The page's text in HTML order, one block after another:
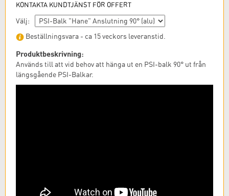
KONTAKTA KUNDTJÄNST FÖR OFFERT
Välj:
Beställningsvara - ca 15 veckors leveranstid.
Produktbeskrivning:
Används till att vid behov att hänga ut en PSI-balk 90° ut från
längsgående PSI-Balkar.